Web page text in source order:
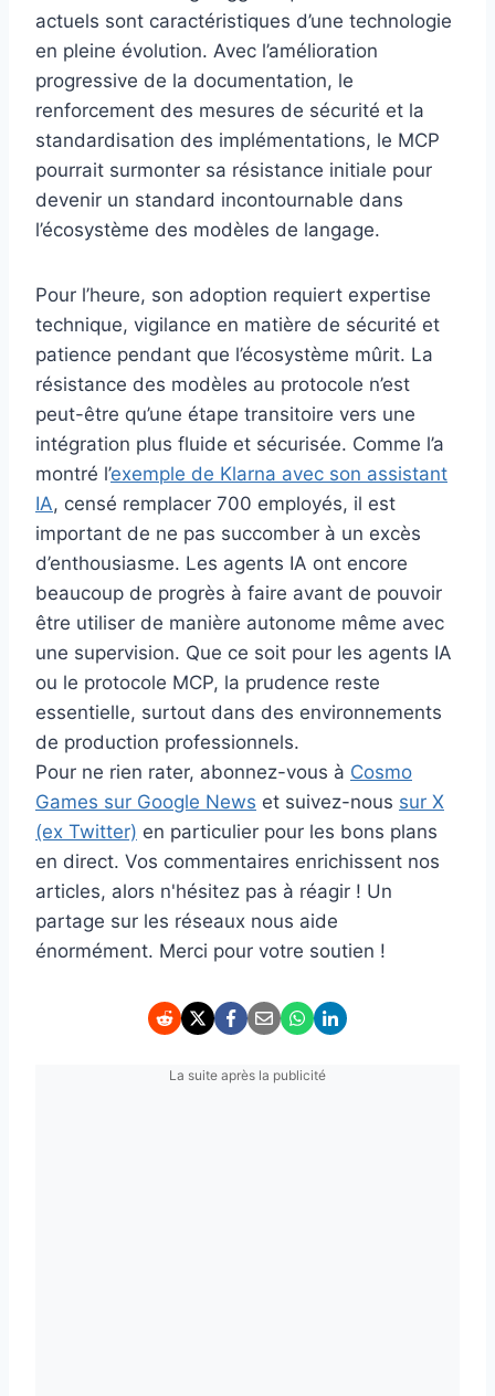
actuels sont caractéristiques d’une technologie
en pleine évolution. Avec l’amélioration
progressive de la documentation, le
renforcement des mesures de sécurité et la
standardisation des implémentations, le MCP
pourrait surmonter sa résistance initiale pour
devenir un standard incontournable dans
l’écosystème des modèles de langage.
Pour l’heure, son adoption requiert expertise
technique, vigilance en matière de sécurité et
patience pendant que l’écosystème mûrit. La
résistance des modèles au protocole n’est
peut-être qu’une étape transitoire vers une
intégration plus fluide et sécurisée. Comme l’a
montré l’exemple de Klarna avec son assistant
IA, censé remplacer 700 employés, il est
important de ne pas succomber à un excès
d’enthousiasme. Les agents IA ont encore
beaucoup de progrès à faire avant de pouvoir
être utiliser de manière autonome même avec
une supervision. Que ce soit pour les agents IA
ou le protocole MCP, la prudence reste
essentielle, surtout dans des environnements
de production professionnels.
Pour ne rien rater, abonnez-vous à Cosmo
Games sur Google News et suivez-nous sur X
(ex Twitter) en particulier pour les bons plans
en direct. Vos commentaires enrichissent nos
articles, alors n'hésitez pas à réagir ! Un
partage sur les réseaux nous aide
énormément. Merci pour votre soutien !
La suite après la publicité